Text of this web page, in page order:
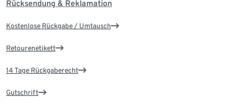
Rücksendung & Reklamation
Kostenlose Rückgabe / Umtausch
Retourenetikett
14 Tage Rückgaberecht
Gutschrift